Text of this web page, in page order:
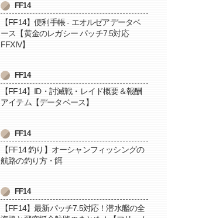
FF14
【FF14】便利手帳 - エオルゼアデータベ
ース【黄金のレガシー パッチ7.5対応
FFXIV】
FF14
【FF14】ID・討滅戦・レイド概要＆報酬
アイテム【データベース】
FF14
【FF14 釣り】オーシャンフィッシングの
航路の釣り方・餌
FF14
【FF14】最新パッチ7.5対応！潜水艦の全